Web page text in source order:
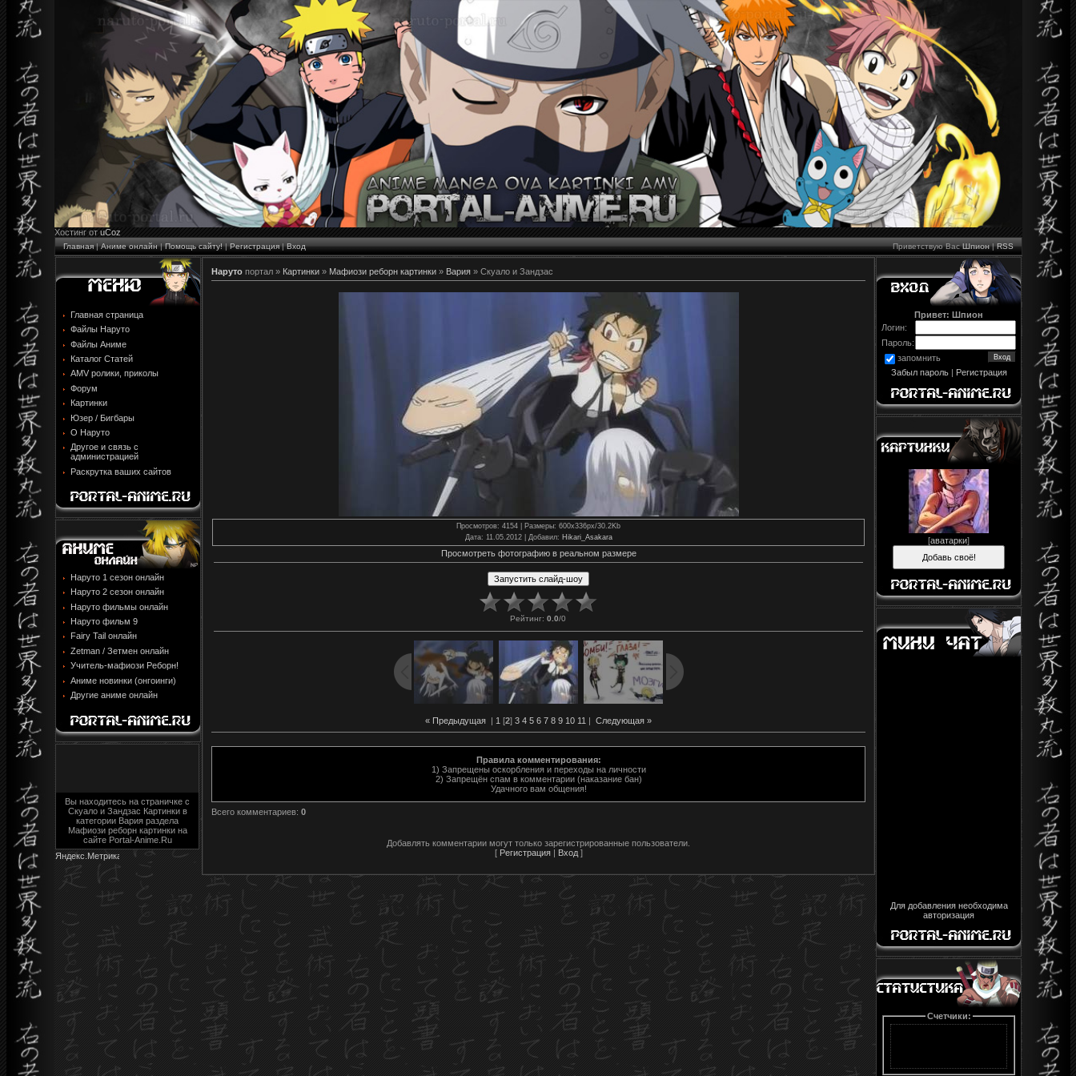
Хостинг от uCoz
Главная|Аниме онлайн|Помощь сайту!|Регистрация|Вход Приветствую Вас Шпион|RSS
Главная страница
Файлы Наруто
Файлы Аниме
Каталог Статей
AMV ролики, приколы
Форум
Картинки
Юзер / Бигбары
О Наруто
Другое и связь с
администрацией
Раскрутка ваших сайтов
Наруто 1 сезон онлайн
Наруто 2 сезон онлайн
Наруто фильмы онлайн
Наруто фильм 9
Fairy Tail онлайн
Zetman / Зетмен онлайн
Учитель-мафиози Реборн!
Аниме новинки (онгоинги)
Другие аниме онлайн
Вы находитесь на страничке с
Скуало и Зандзас Картинки в
категории Вария раздела
Мафиози реборн картинки на
сайте Portal-Anime.Ru
Наруто портал » Картинки » Мафиози реборн картинки » Вария » Скуало и Зандзас
Просмотров: 4154 | Размеры: 600x336px/30.2Kb
Дата: 11.05.2012 | Добавил: Hikari_Asakara
Просмотреть фотографию в реальном размере
Рейтинг: 0.0/0
« Предыдущая | 1 [2] 3 4 5 6 7 8 9 10 11 | Следующая »
Правила комментирования:
1) Запрещены оскорбления и переходы на личности
2) Запрещён спам в комментарии (наказание бан)
Удачного вам общения!
Всего комментариев: 0
Добавлять комментарии могут только зарегистрированные пользователи.
[ Регистрация| Вход]
Привет: Шпион
Логин:
Пароль:
запомнить
Забыл пароль| Регистрация
[аватарки]
Для добавления необходима
авторизация
Счетчики: